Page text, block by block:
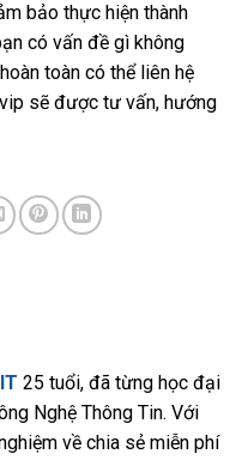
bảo thực hiện thành
có vấn đề gì không
toàn có thể liên hệ
sẽ được tư vấn, hướng
25 tuổi, đã từng học đại
Nghệ Thông Tin. Với
về chia sẻ miễn phí